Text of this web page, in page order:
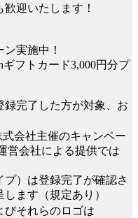
迎いたします！
実施中！
フトカード3,000円分プ
完了した方が対象、お
会社主催のキャンペー
営会社による提供では
）は登録完了が確認さ
ます（規定あり）
びそれらのロゴは